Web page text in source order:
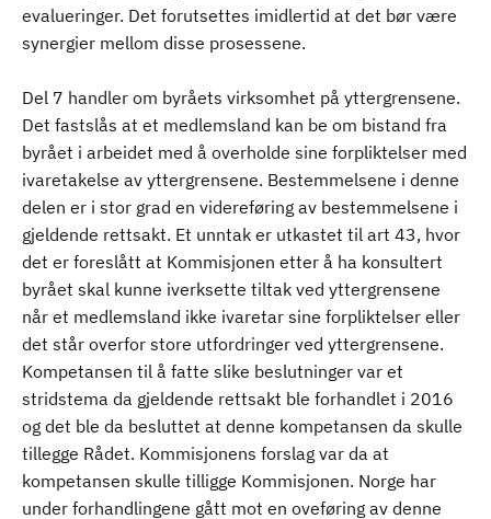
evalueringer. Det forutsettes imidlertid at det bør være
synergier mellom disse prosessene.
Del 7 handler om byråets virksomhet på yttergrensene.
Det fastslås at et medlemsland kan be om bistand fra
byrået i arbeidet med å overholde sine forpliktelser med
ivaretakelse av yttergrensene. Bestemmelsene i denne
delen er i stor grad en videreføring av bestemmelsene i
gjeldende rettsakt. Et unntak er utkastet til art 43, hvor
det er foreslått at Kommisjonen etter å ha konsultert
byrået skal kunne iverksette tiltak ved yttergrensene
når et medlemsland ikke ivaretar sine forpliktelser eller
det står overfor store utfordringer ved yttergrensene.
Kompetansen til å fatte slike beslutninger var et
stridstema da gjeldende rettsakt ble forhandlet i 2016
og det ble da besluttet at denne kompetansen da skulle
tillegge Rådet. Kommisjonens forslag var da at
kompetansen skulle tilligge Kommisjonen. Norge har
under forhandlingene gått mot en oveføring av denne